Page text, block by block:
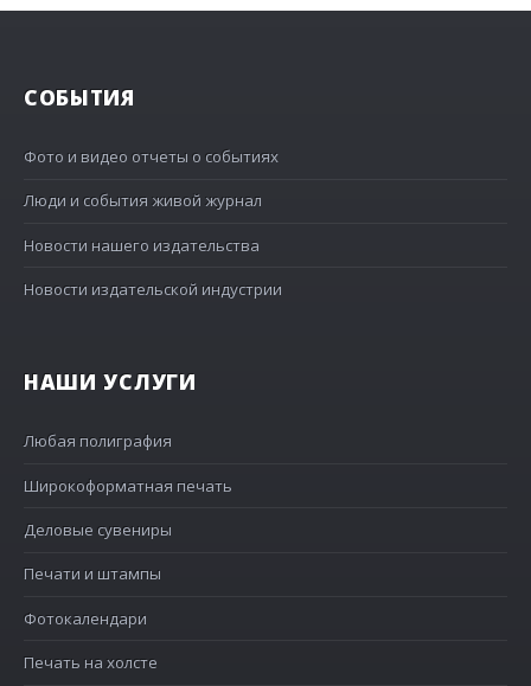
СОБЫТИЯ
Фото и видео отчеты о событиях
Люди и события живой журнал
Новости нашего издательства
Новости издательской индустрии
НАШИ УСЛУГИ
Любая полиграфия
Широкоформатная печать
Деловые сувениры
Печати и штампы
Фотокалендари
Печать на холсте